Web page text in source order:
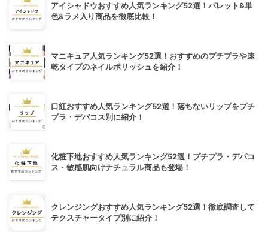
アイシャドウおすすめ人気ランキング52選！パレット&単
色&ラメ入り商品を徹底比較！
マニキュア人気ランキング52選！おすすめのプチプラや速
乾タイプのネイルポリッシュを紹介！
口紅おすすめ人気ランキング52選！落ちないリップをプチ
プラ・デパコス別に紹介！
化粧下地おすすめ人気ランキング52選！プチプラ・デパコ
ス・敏感肌向けナチュラル商品も登場！
クレンジングおすすめ人気ランキング52選！徹底調査して
テクスチャータイプ別に紹介！